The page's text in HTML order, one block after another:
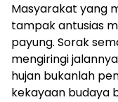
Masyarakat yang
tampak antusias
payung. Sorak
mengiringi
hujan bukanlah
kekayaan budaya